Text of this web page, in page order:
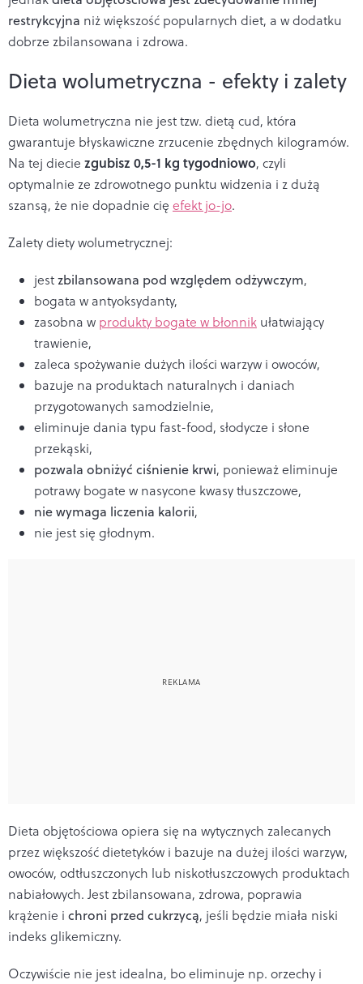
restrykcyjna niż większość popularnych diet, a w dodatku
dobrze zbilansowana i zdrowa.
Dieta wolumetryczna - efekty i zalety
Dieta wolumetryczna nie jest tzw. dietą cud, która
gwarantuje błyskawiczne zrzucenie zbędnych kilogramów.
Na tej diecie zgubisz 0,5-1 kg tygodniowo, czyli
optymalnie ze zdrowotnego punktu widzenia i z dużą
szansą, że nie dopadnie cię efekt jo-jo.
Zalety diety wolumetrycznej:
jestzbilansowana pod względem odżywczym,
bogata w antyoksydanty,
zasobna w produkty bogate w błonnik ułatwiający
trawienie,
zaleca spożywanie dużych ilości warzyw i owoców,
bazuje na produktach naturalnych i daniach
przygotowanych samodzielnie,
eliminuje dania typu fast-food, słodycze i słone
przekąski,
pozwala obniżyć ciśnienie krwi, ponieważ eliminuje
potrawy bogate w nasycone kwasy tłuszczowe,
nie wymaga liczenia kalorii,
nie jest się głodnym.
Dieta objętościowa opiera się na wytycznych zalecanych
przez większość dietetyków i bazuje na dużej ilości warzyw,
owoców, odtłuszczonych lub niskotłuszczowych produktach
nabiałowych. Jest zbilansowana, zdrowa, poprawia
krążenie i chroni przed cukrzycą, jeśli będzie miała niski
indeks glikemiczny.
Oczywiście nie jest idealna, bo eliminuje np. orzechy i